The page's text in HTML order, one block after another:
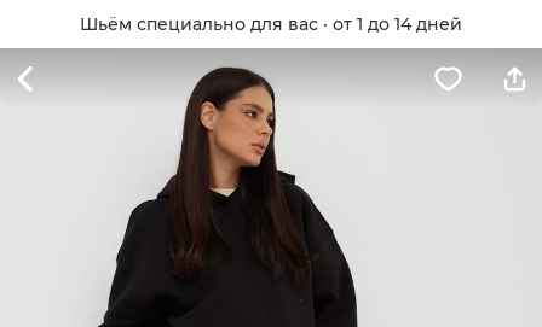
Шьём специально для вас · от 1 до 14 дней